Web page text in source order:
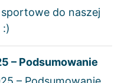
– Podsumowanie